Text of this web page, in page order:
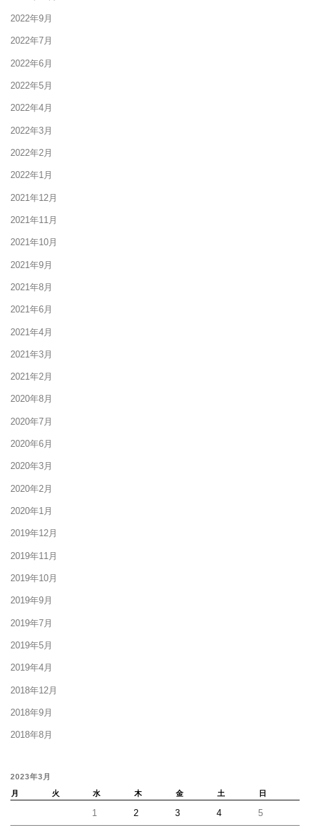
2022年9月
2022年7月
2022年6月
2022年5月
2022年4月
2022年3月
2022年2月
2022年1月
2021年12月
2021年11月
2021年10月
2021年9月
2021年8月
2021年6月
2021年4月
2021年3月
2021年2月
2020年8月
2020年7月
2020年6月
2020年3月
2020年2月
2020年1月
2019年12月
2019年11月
2019年10月
2019年9月
2019年7月
2019年5月
2019年4月
2018年12月
2018年9月
2018年8月
2023年3月
月
火 水 木 金 土 日
1 2 3 4 5